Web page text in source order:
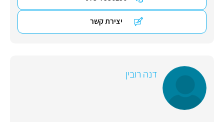
יצירת קשר
דנה רובין